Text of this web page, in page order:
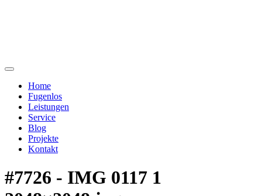
Home
Fugenlos
Leistungen
Service
Blog
Projekte
Kontakt
#7726 - IMG 0117 1